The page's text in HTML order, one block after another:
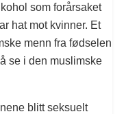
som forårsaket
hat mot kvinner. Et
menn fra fødselen
se i den muslimske
blitt seksuelt